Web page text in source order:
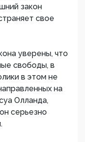
закон
свое
уверены, что
свободы, в
в этом не
на
Олланда,
серьезно